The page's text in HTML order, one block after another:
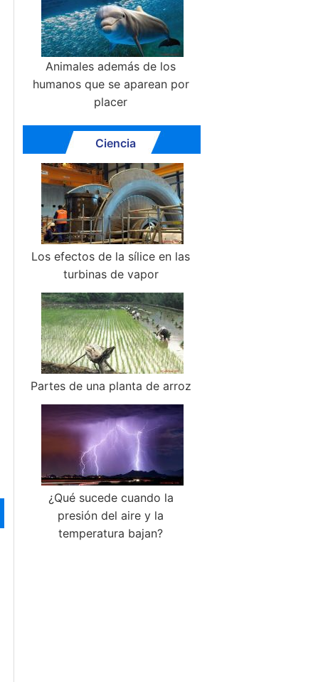
Animales además de los
humanos que se aparean por
placer
Ciencia
Los efectos de la sílice en las
turbinas de vapor
Partes de una planta de arroz
¿Qué sucede cuando la
presión del aire y la
temperatura bajan?